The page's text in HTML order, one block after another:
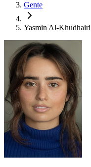
Gente
Yasmin Al-Khudhairi